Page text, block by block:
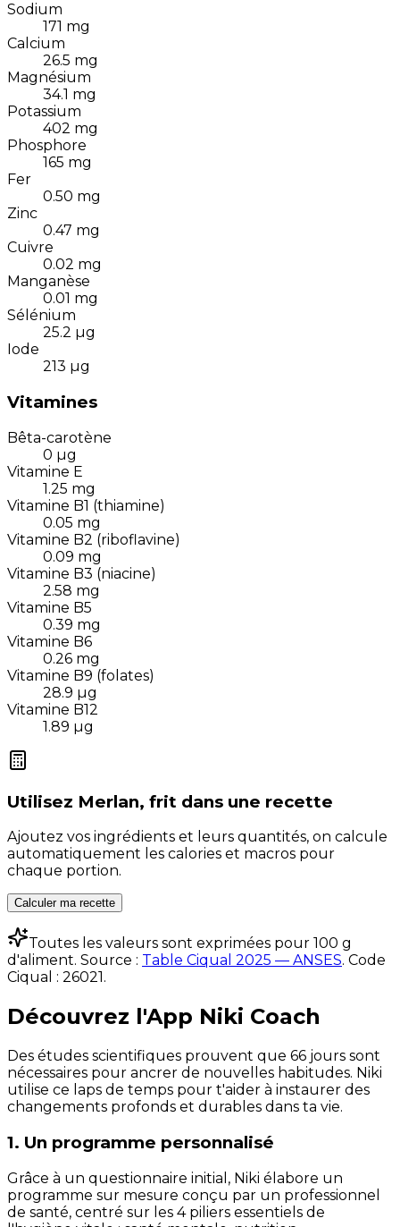
Sodium
171 mg
Calcium
26.5 mg
Magnésium
34.1 mg
Potassium
402 mg
Phosphore
165 mg
Fer
0.50 mg
Zinc
0.47 mg
Cuivre
0.02 mg
Manganèse
0.01 mg
Sélénium
25.2 µg
Iode
213 µg
Vitamines
Bêta-carotène
0 µg
Vitamine E
1.25 mg
Vitamine B1 (thiamine)
0.05 mg
Vitamine B2 (riboflavine)
0.09 mg
Vitamine B3 (niacine)
2.58 mg
Vitamine B5
0.39 mg
Vitamine B6
0.26 mg
Vitamine B9 (folates)
28.9 µg
Vitamine B12
1.89 µg
Utilisez Merlan, frit dans une recette
Ajoutez vos ingrédients et leurs quantités, on calcule
automatiquement les calories et macros pour
chaque portion.
Calculer ma recette
Toutes les valeurs sont exprimées pour 100 g
d'aliment. Source : Table Ciqual 2025 — ANSES. Code
Ciqual : 26021 .
Découvrez l'App Niki Coach
Des études scientifiques prouvent que 66 jours sont
nécessaires pour ancrer de nouvelles habitudes. Niki
utilise ce laps de temps pour t'aider à instaurer des
changements profonds et durables dans ta vie.
1. Un programme personnalisé
Grâce à un questionnaire initial, Niki élabore un
programme sur mesure conçu par un professionnel
de santé, centré sur les 4 piliers essentiels de